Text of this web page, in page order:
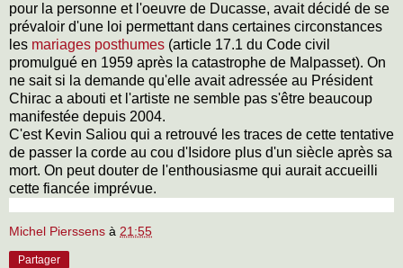
pour la personne et l'oeuvre de Ducasse, avait décidé de se
prévaloir d'une loi permettant dans certaines circonstances
les mariages posthumes (article 17.1 du Code civil
promulgué en 1959 après la catastrophe de Malpasset). On
ne sait si la demande qu'elle avait adressée au Président
Chirac a abouti et l'artiste ne semble pas s'être beaucoup
manifestée depuis 2004.
C'est Kevin Saliou qui a retrouvé les traces de cette tentative
de passer la corde au cou d'Isidore plus d'un siècle après sa
mort. On peut douter de l'enthousiasme qui aurait accueilli
cette fiancée imprévue.
Michel Pierssens à 21:55
Partager